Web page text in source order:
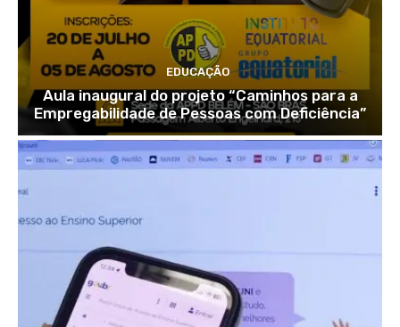
EDUCAÇÃO
Aula inaugural do projeto “Caminhos para a
Empregabilidade de Pessoas com Deficiência”